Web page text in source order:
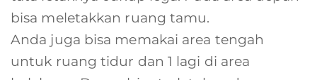
bisa meletakkan ruang tamu.
Anda juga bisa memakai area tengah
untuk ruang tidur dan 1 lagi di area